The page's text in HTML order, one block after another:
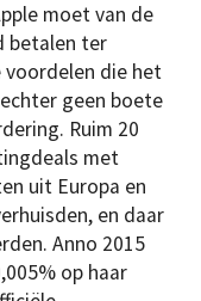
moet van de
betalen ter
voordelen die het
geen boete
Ruim 20
met
uit Europa en
en daar
Anno 2015
op haar